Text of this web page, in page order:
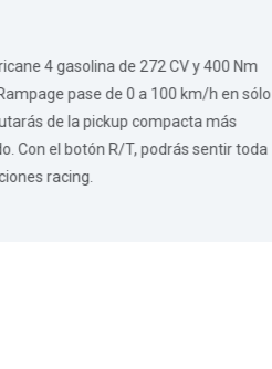
4 gasolina de 272 CV y ​​400 Nm
pase de 0 a 100 km/h en sólo
de la pickup compacta más
Con el botón R/T, podrás sentir toda
racing.​